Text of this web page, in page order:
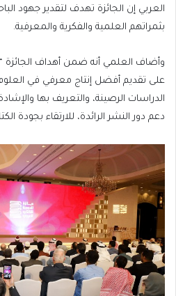
العربي إن الجائزة تهدف لتقدير جهود
بثمراتهم العلمية والفكرية والمعرفية.
وأضاف العلمي أنه ضمن أهداف الجائزة
على تقديم أفضل إنتاج معرفي في العلوم
الدراسات الرصينة، والتعريف بها
دعم دور النشر الرائدة، للارتقاء بجودة